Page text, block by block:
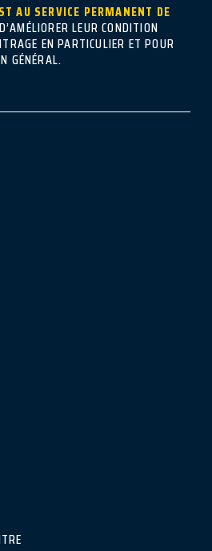
AU SERVICE PERMANENT DE
LEUR CONDITION
EN PARTICULIER ET POUR
GÉNÉRAL.